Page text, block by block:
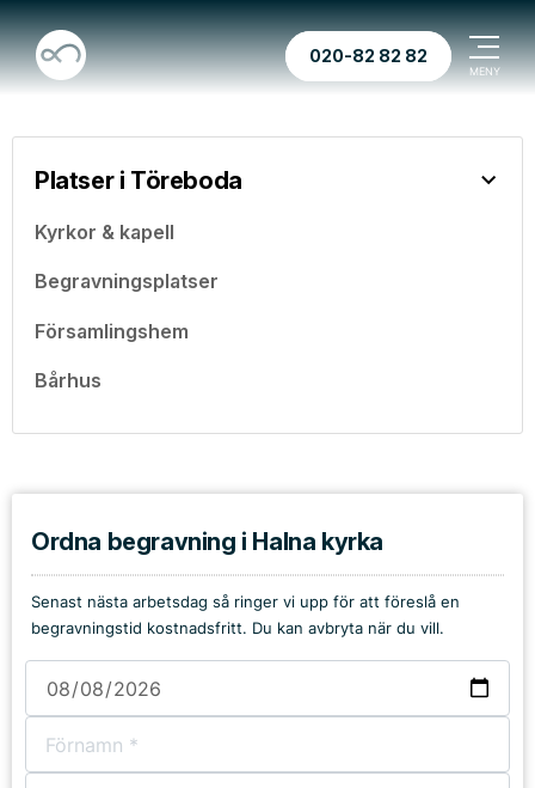
020-82 82 82
Platser i Töreboda
Kyrkor & kapell
Begravningsplatser
Församlingshem
Bårhus
Ordna begravning i Halna kyrka
Senast nästa arbetsdag så ringer vi upp för att föreslå en
begravningstid kostnadsfritt. Du kan avbryta när du vill.